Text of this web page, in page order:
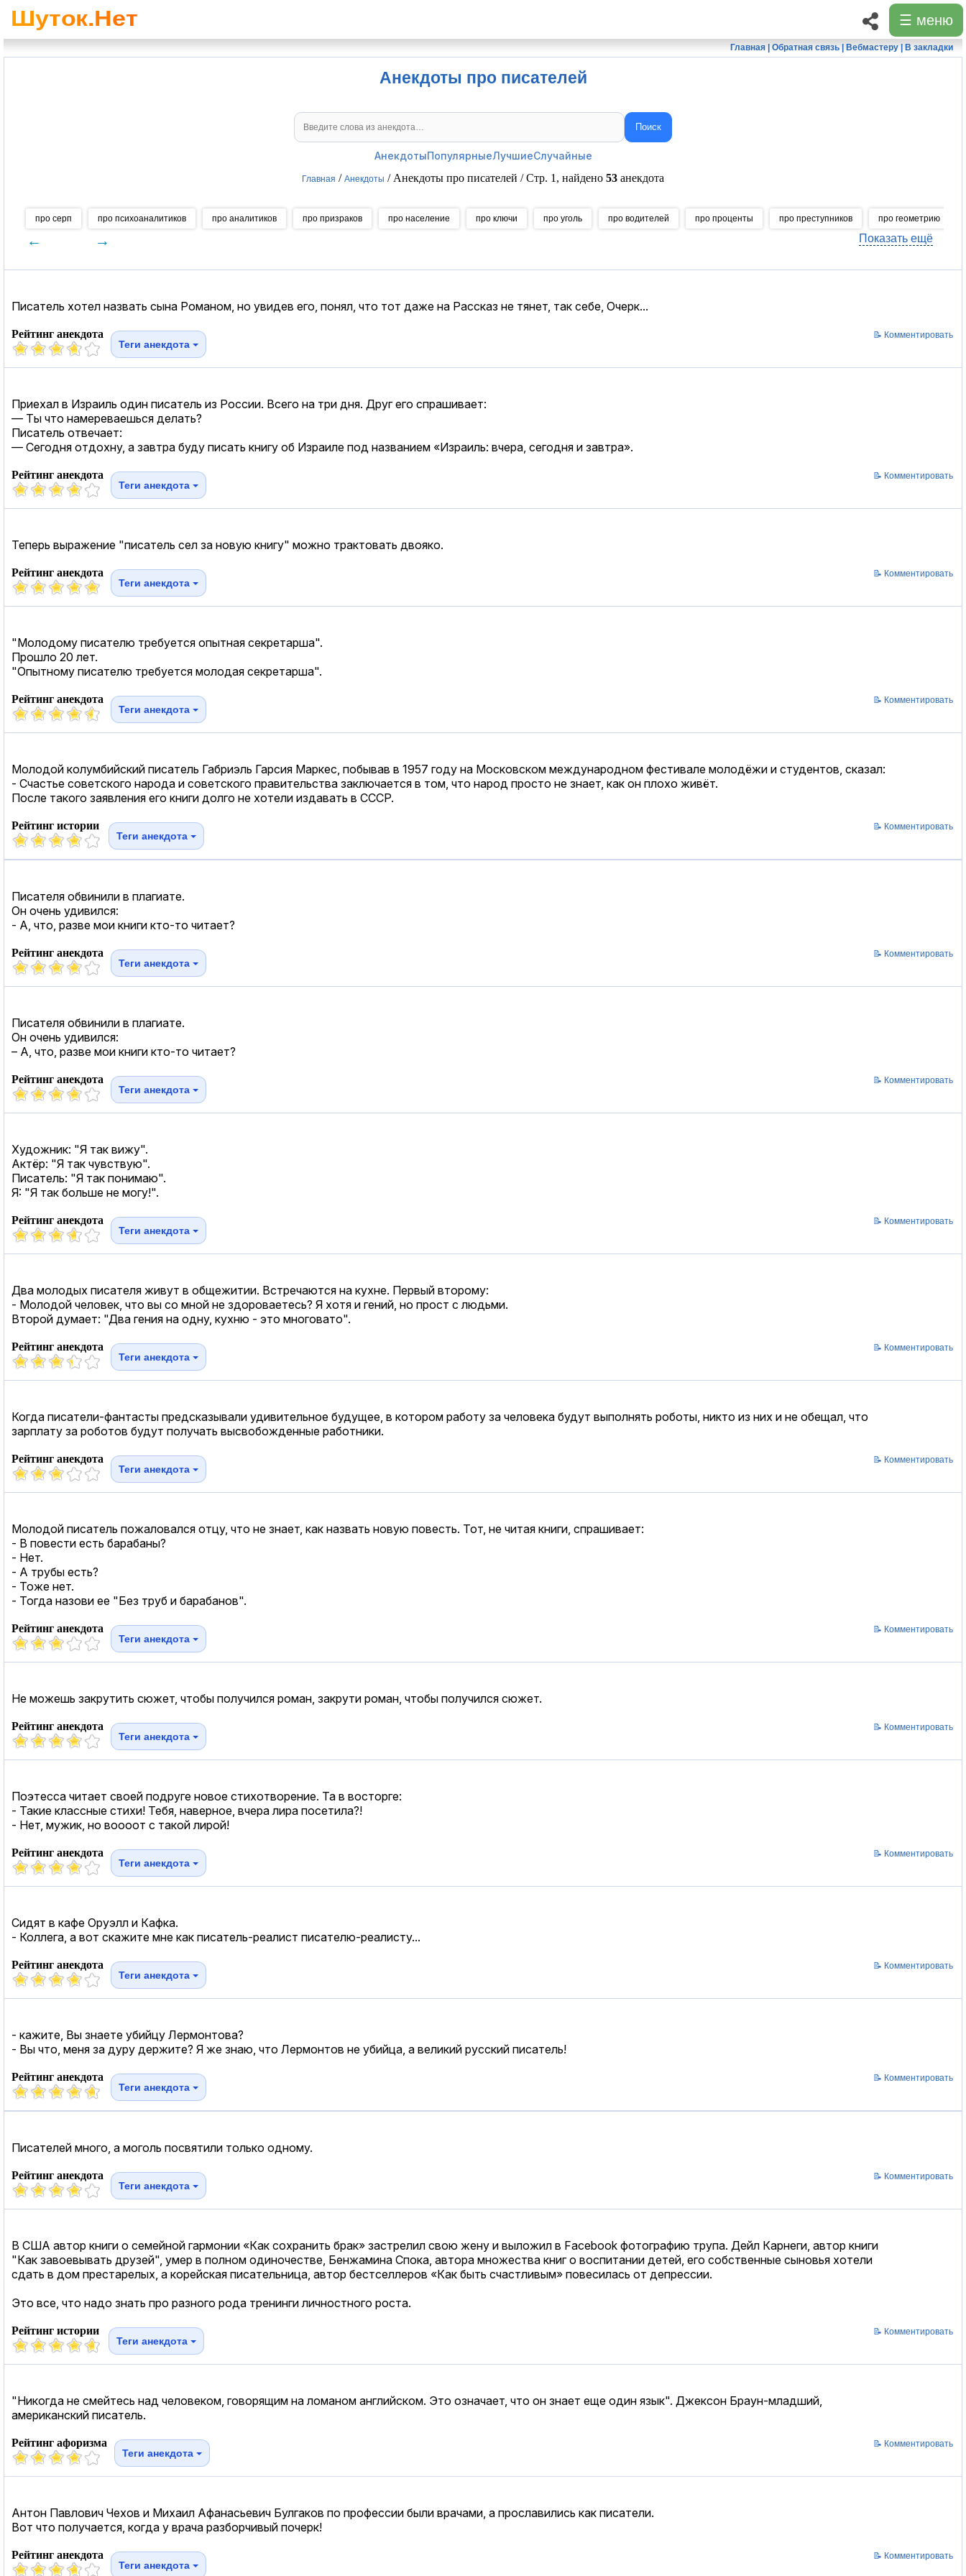
☰ меню
Главная| Обратная связь| Вебмастеру| В закладки
Анекдоты про писателей
Поиск
АнекдотыПопулярныеЛучшиеСлучайные
Главная / Анекдоты / Анекдоты про писателей / Стр. 1, найдено 53 анекдота
про серп про психоаналитиков про аналитиков про призраков про население про ключи про уголь про водителей про проценты про преступников про геометрию
← → Показать ещё
Писатель хотел назвать сына Романом, но увидев его, понял, что тот даже на Рассказ не тянет, так себе, Очерк...
Рейтинг анекдота
Теги анекдота
📝 Комментировать
Приехал в Израиль один писатель из России. Всего на три дня. Друг его спрашивает:
— Ты что намереваешься делать?
Писатель отвечает:
— Сегодня отдохну, а завтра буду писать книгу об Израиле под названием «Израиль: вчера, сегодня и завтра».
Рейтинг анекдота
Теги анекдота
📝 Комментировать
Теперь выражение "писатель сел за новую книгу" можно трактовать двояко.
Рейтинг анекдота
Теги анекдота
📝 Комментировать
"Молодому писателю требуется опытная секретарша".
Прошло 20 лет.
"Опытному писателю требуется молодая секретарша".
Рейтинг анекдота
Теги анекдота
📝 Комментировать
Молодой колумбийский писатель Габриэль Гарсия Маркес, побывав в 1957 году на Московском международном фестивале молодёжи и студентов, сказал:
- Счастье советского народа и советского правительства заключается в том, что народ просто не знает, как он плохо живёт.
После такого заявления его книги долго не хотели издавать в СССР.
Рейтинг истории
Теги анекдота
📝 Комментировать
Писателя обвинили в плагиате.
Он очень удивился:
- А, что, разве мои книги кто-то читает?
Рейтинг анекдота
Теги анекдота
📝 Комментировать
Писателя обвинили в плагиате.
Он очень удивился:
– А, что, разве мои книги кто-то читает?
Рейтинг анекдота
Теги анекдота
📝 Комментировать
Художник: "Я так вижу".
Актёр: "Я так чувствую".
Писатель: "Я так понимаю".
Я: "Я так больше не могу!".
Рейтинг анекдота
Теги анекдота
📝 Комментировать
Два молодых писателя живут в общежитии. Встречаются на кухне. Первый второму:
- Молодой человек, что вы со мной не здороваетесь? Я хотя и гений, но прост с людьми.
Второй думает: "Два гения на одну, кухню - это многовато".
Рейтинг анекдота
Теги анекдота
📝 Комментировать
Когда писатели-фантасты предсказывали удивительное будущее, в котором работу за человека будут выполнять роботы, никто из них и не обещал, что
зарплату за роботов будут получать высвобожденные работники.
Рейтинг анекдота
Теги анекдота
📝 Комментировать
Молодой писатель пожаловался отцу, что не знает, как назвать новую повесть. Тот, не читая книги, спрашивает:
- В повести есть барабаны?
- Hет.
- А трубы есть?
- Тоже нет.
- Тогда назови ее "Без труб и барабанов".
Рейтинг анекдота
Теги анекдота
📝 Комментировать
Не можешь закрутить сюжет, чтобы получился роман, закрути роман, чтобы получился сюжет.
Рейтинг анекдота
Теги анекдота
📝 Комментировать
Поэтесса читает своей подруге новое стихотворение. Та в восторге:
- Такие классные стихи! Тебя, наверное, вчера лира посетила?!
- Нет, мужик, но воооот с такой лирой!
Рейтинг анекдота
Теги анекдота
📝 Комментировать
Сидят в кафе Оруэлл и Кафка.
- Коллега, а вот скажите мне как писатель-реалист писателю-реалисту...
Рейтинг анекдота
Теги анекдота
📝 Комментировать
- кажите, Вы знаете убийцу Лермонтова?
- Вы что, меня за дуру держите? Я же знаю, что Лермонтов не убийца, а великий русский писатель!
Рейтинг анекдота
Теги анекдота
📝 Комментировать
Писателей много, а моголь посвятили только одному.
Рейтинг анекдота
Теги анекдота
📝 Комментировать
В США автор книги о семейной гармонии «Как сохранить брак» застрелил свою жену и выложил в Fаcebook фотографию трупа. Дейл Карнеги, автор книги
"Как завоевывать друзей", умер в полном одиночестве, Бенжамина Спока, автора множества книг о воспитании детей, его собственные сыновья хотели
сдать в дом престарелых, а корейская писательница, автор бестселлеров «Как быть счастливым» повесилась от депрессии.
Это все, что надо знать про разного рода тренинги личностного роста.
Рейтинг истории
Теги анекдота
📝 Комментировать
"Никогда не смейтесь над человеком, говорящим на ломаном английском. Это означает, что он знает еще один язык". Джексон Браун-младший,
американский писатель.
Рейтинг афоризма
Теги анекдота
📝 Комментировать
Антон Павлович Чехов и Михаил Афанасьевич Булгаков по профессии были врачами, а прославились как писатели.
Вот что получается, когда у врача разборчивый почерк!
Рейтинг анекдота
Теги анекдота
📝 Комментировать